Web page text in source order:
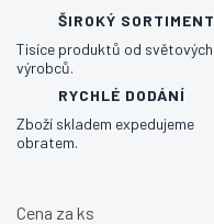
ŠIROKÝ SORTIMENT
Tisíce produktů od světových
výrobců.
RYCHLÉ DODÁNÍ
Zboží skladem expedujeme
obratem.
Cena za ks